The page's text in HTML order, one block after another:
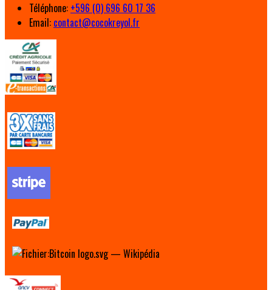
Téléphone: +596 (0) 696 60 17 36
Email: contact@cocokreyol.fr